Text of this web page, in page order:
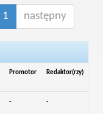
1 następny
Promotor Redaktor(rzy)
- -